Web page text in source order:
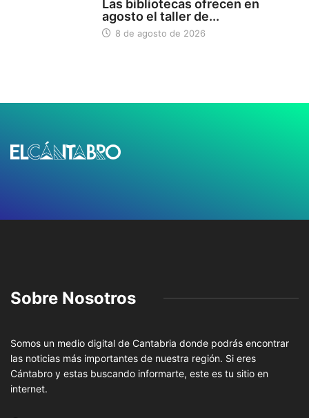
Las bibliotecas ofrecen en
agosto el taller de...
8 de agosto de 2026
Sobre Nosotros
Somos un medio digital de Cantabria donde podrás encontrar
las noticias más importantes de nuestra región. Si eres
Cántabro y estas buscando informarte, este es tu sitio en
internet.